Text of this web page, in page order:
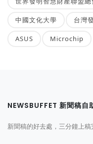
中國文化大學 台灣
ASUS Microchip
NEWSBUFFET 新聞稿自
新聞稿的好去處，三分鐘上